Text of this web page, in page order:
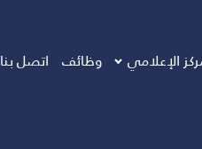
الإعلامي وظائف اتصل بنا